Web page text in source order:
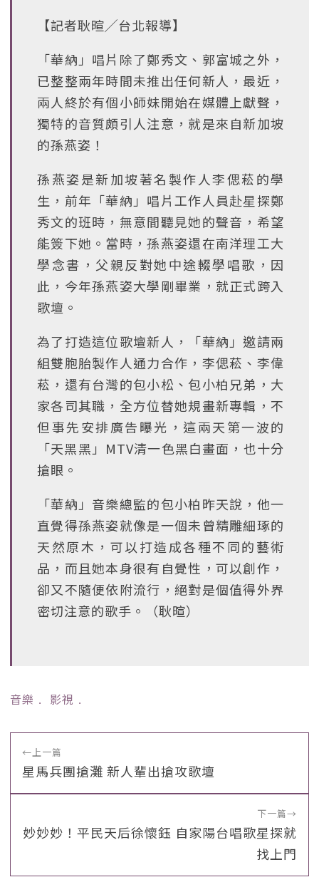
【記者耿暄╱台北報導】
「華納」唱片除了鄭秀文、郭富城之外，
已整整兩年時間未推出任何新人，最近，
兩人終於有個小師妹開始在媒體上獻聲，
獨特的音質頗引人注意，就是來自新加坡
的孫燕姿！
孫燕姿是新加坡著名製作人李偲菘的學
生，前年「華納」唱片工作人員赴星探鄭
秀文的班時，無意間聽見她的聲音，希望
能簽下她。當時，孫燕姿還在南洋理工大
學念書，父親反對她中途輟學唱歌，因
此，今年孫燕姿大學剛畢業，就正式跨入
歌壇。
為了打造這位歌壇新人，「華納」邀請兩
組雙胞胎製作人通力合作，李偲菘、李偉
菘，還有台灣的包小松、包小柏兄弟，大
家各司其職，全方位替她規畫新專輯，不
但事先安排廣告曝光，這兩天第一波的
「天黑黑」MTV清一色黑白畫面，也十分
搶眼。
「華納」音樂總監的包小柏昨天說，他一
直覺得孫燕姿就像是一個未曾精雕細琢的
天然原木，可以打造成各種不同的藝術
品，而且她本身很有自覺性，可以創作，
卻又不隨便依附流行，絕對是個值得外界
密切注意的歌手。（耿暄）
音樂 ﹒ 影視 ﹒
←上一篇
星馬兵團搶灘 新人輩出搶攻歌壇
下一篇→
妙妙妙！平民天后徐懷鈺 自家陽台唱歌星探就
找上門